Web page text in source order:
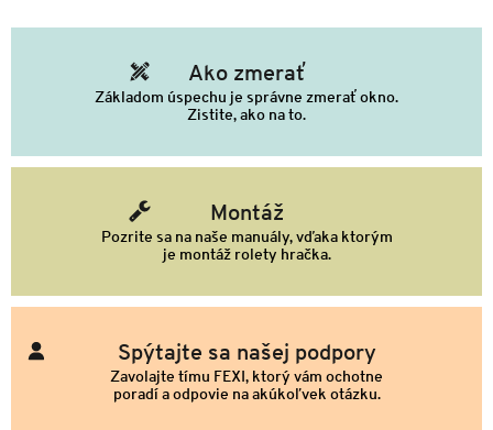
Ako zmerať
Základom úspechu je správne zmerať okno.
Zistite, ako na to.
Montáž
Pozrite sa na naše manuály, vďaka ktorým
je montáž rolety hračka.
Spýtajte sa našej podpory
Zavolajte tímu FEXI, ktorý vám ochotne
poradí a odpovie na akúkoľvek otázku.